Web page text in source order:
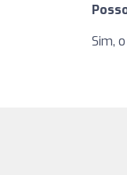
Sim,